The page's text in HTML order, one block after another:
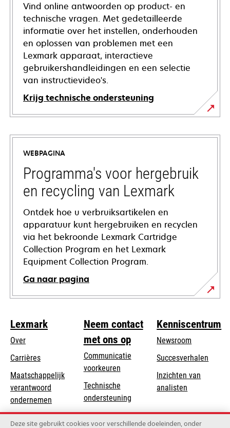
Vind online antwoorden op product- en
technische vragen. Met gedetailleerde
informatie over het instellen, onderhouden
en oplossen van problemen met een
Lexmark apparaat, interactieve
gebruikershandleidingen en een selectie
van instructievideo's.
Krijg technische ondersteuning
opens
in
new
tab
WEBPAGINA
Programma's voor hergebruik
en recycling van Lexmark
Ontdek hoe u verbruiksartikelen en
apparatuur kunt hergebruiken en recyclen
via het bekroonde Lexmark Cartridge
Collection Program en het Lexmark
Equipment Collection Program.
Ga naar pagina
Lexmark
Over
Carrières
Maatschappelijk
verantwoord
ondernemen
in
a
Duurzaamheid
Neem contact
met ons op
Communicatie
voorkeuren
Technische
ondersteuningopens
in
a
Product registratie
Kenniscentrum
Newsroom
Succesverhalen
Inzichten van
analisten
Deze site gebruikt cookies voor verschillende doeleinden, onder